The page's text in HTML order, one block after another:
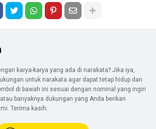
karya-karya yang ada di narakata? Jika iya,
untuk narakata agar dapat tetap hidup dan
di bawah ini sesuai dengan nominal yang ingin
banyaknya dukungan yang Anda berikan
Terima kasih.